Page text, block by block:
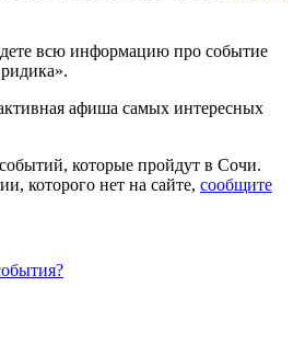
всю информацию про событие
афиша самых интересных
которые пройдут в Сочи.
которого нет на сайте, сообщите